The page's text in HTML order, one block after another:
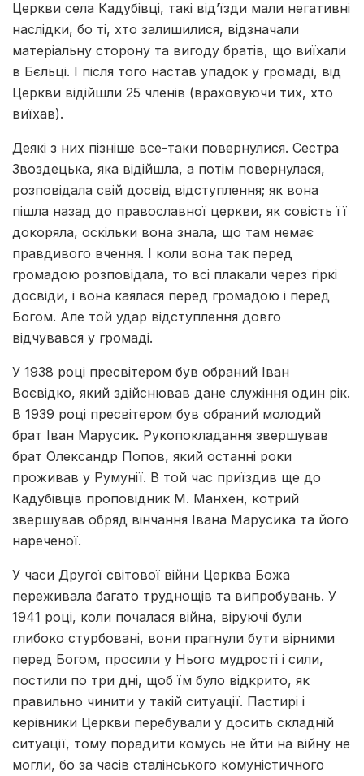
Церкви села Кадубівці, такі від’їзди мали негативні
наслідки, бо ті, хто залишилися, відзначали
матеріальну сторону та вигоду братів, що виїхали
в Бєльці. І після того настав упадок у громаді, від
Церкви відійшли 25 членів (враховуючи тих, хто
виїхав).
Деякі з них пізніше все-таки повернулися. Сестра
Звоздецька, яка відійшла, а потім повернулася,
розповідала свій досвід відступлення; як вона
пішла назад до православної церкви, як совість її
докоряла, оскільки вона знала, що там немає
правдивого вчення. І коли вона так перед
громадою розповідала, то всі плакали через гіркі
досвіди, і вона каялася перед громадою і перед
Богом. Але той удар відступлення довго
відчувався у громаді.
У 1938 році пресвітером був обраний Іван
Воєвідко, який здійснював дане служіння один рік.
В 1939 році пресвітером був обраний молодий
брат Іван Марусик. Рукопокладання звершував
брат Олександр Попов, який останні роки
проживав у Румунії. В той час приїздив ще до
Кадубівців проповідник М. Манхен, котрий
звершував обряд вінчання Івана Марусика та його
нареченої.
У часи Другої світової війни Церква Божа
переживала багато труднощів та випробувань. У
1941 році, коли почалася війна, віруючі були
глибоко стурбовані, вони прагнули бути вірними
перед Богом, просили у Нього мудрості і сили,
постили по три дні, щоб їм було відкрито, як
правильно чинити у такій ситуації. Пастирі і
керівники Церкви перебували у досить складній
ситуації, тому порадити комусь не йти на війну не
могли, бо за часів сталінського комуністичного